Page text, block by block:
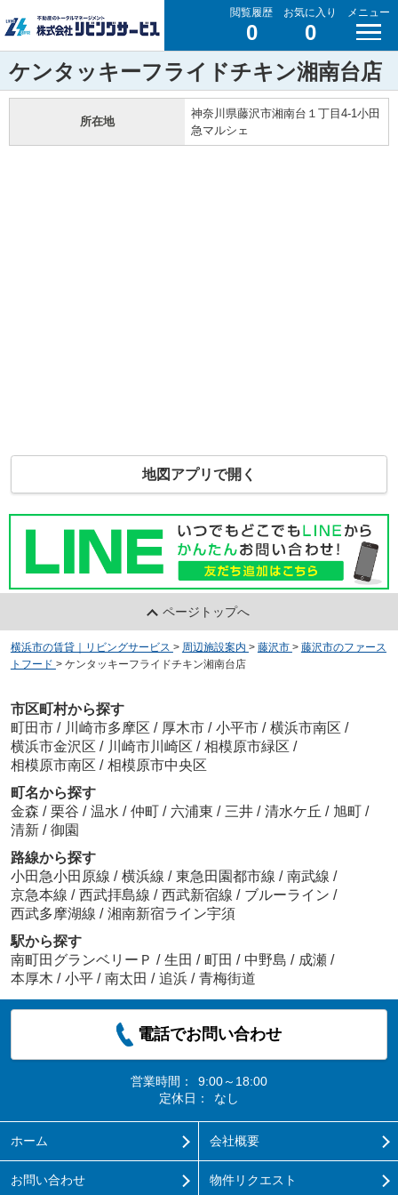
閲覧履歴
0
お気に入り
0
メニュー
ケンタッキーフライドチキン湘南台店
所在地
神奈川県藤沢市湘南台１丁目4-1小田
急マルシェ
地図アプリで開く
ページトップへ
横浜市の賃貸｜リビングサービス > 周辺施設案内 > 藤沢市 > 藤沢市のファース
トフード > ケンタッキーフライドチキン湘南台店
市区町村から探す
町田市 / 川崎市多摩区 / 厚木市 / 小平市 / 横浜市南区 /
横浜市金沢区 / 川崎市川崎区 / 相模原市緑区 /
相模原市南区 / 相模原市中央区
町名から探す
金森 / 栗谷 / 温水 / 仲町 / 六浦東 / 三井 / 清水ケ丘 / 旭町 /
清新 / 御園
路線から探す
小田急小田原線 / 横浜線 / 東急田園都市線 / 南武線 /
京急本線 / 西武拝島線 / 西武新宿線 / ブルーライン /
西武多摩湖線 / 湘南新宿ライン宇須
駅から探す
南町田グランベリーＰ / 生田 / 町田 / 中野島 / 成瀬 /
本厚木 / 小平 / 南太田 / 追浜 / 青梅街道
電話でお問い合わせ
営業時間：
9:00～18:00
定休日：
なし
ホーム 会社概要
お問い合わせ 物件リクエスト